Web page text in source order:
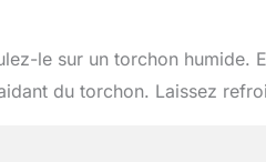
le sur un torchon humide.
du torchon. Laissez